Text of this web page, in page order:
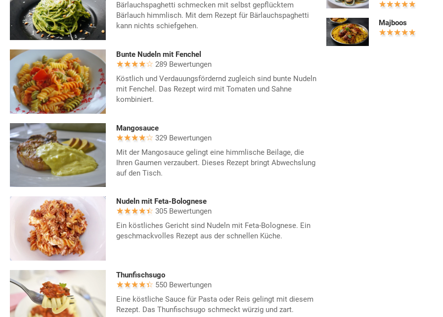
Bärlauchspaghetti schmecken mit selbst gepflücktem
Bärlauch himmlisch. Mit dem Rezept für Bärlauchspaghetti
kann nichts schiefgehen.
Bunte Nudeln mit Fenchel
289 Bewertungen
Köstlich und Verdauungsfördernd zugleich sind bunte Nudeln
mit Fenchel. Das Rezept wird mit Tomaten und Sahne
kombiniert.
Mangosauce
329 Bewertungen
Mit der Mangosauce gelingt eine himmlische Beilage, die
Ihren Gaumen verzaubert. Dieses Rezept bringt Abwechslung
auf den Tisch.
Nudeln mit Feta-Bolognese
305 Bewertungen
Ein köstliches Gericht sind Nudeln mit Feta-Bolognese. Ein
geschmackvolles Rezept aus der schnellen Küche.
Thunfischsugo
550 Bewertungen
Eine köstliche Sauce für Pasta oder Reis gelingt mit diesem
Rezept. Das Thunfischsugo schmeckt würzig und zart.
Majboos